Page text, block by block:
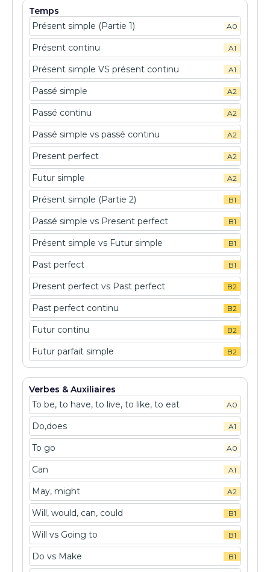
Temps
Présent simple (Partie 1)
A0
Présent continu A1
Présent simple VS présent continu A1
Passé simple A2
Passé continu A2
Passé simple vs passé continu A2
Present perfect A2
Futur simple A2
Présent simple (Partie 2) B1
Passé simple vs Present perfect B1
Présent simple vs Futur simple B1
Past perfect B1
Present perfect vs Past perfect B2
Past perfect continu B2
Futur continu B2
Futur parfait simple B2
Verbes & Auxiliaires
To be, to have, to live, to like, to eat
A0
Do,does A1
To go A0
Can A1
May, might A2
Will, would, can, could B1
Will vs Going to B1
Do vs Make B1